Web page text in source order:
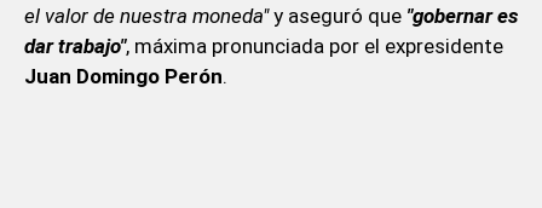
el valor de nuestra moneda"y aseguró que "gobernar es
dar trabajo", máxima pronunciada por el expresidente
Juan Domingo Perón.